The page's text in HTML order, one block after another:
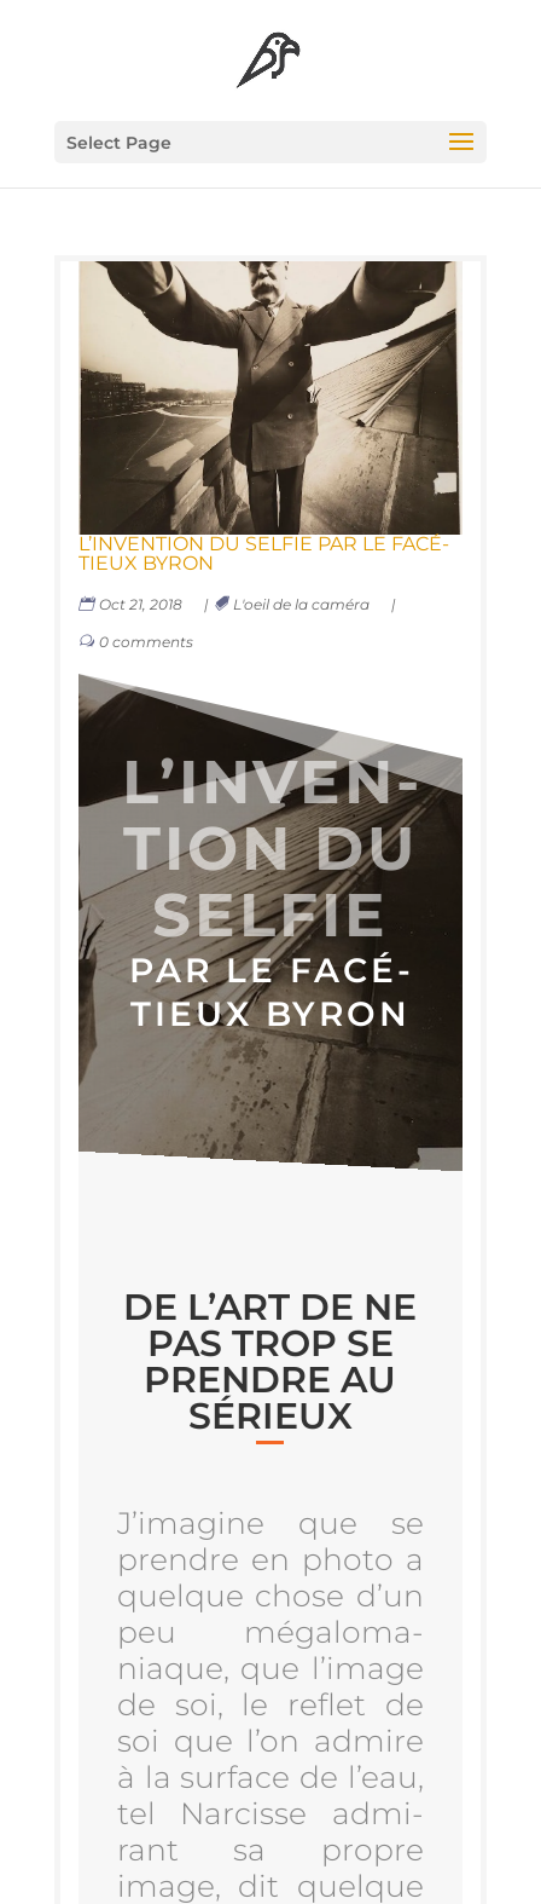
Select Page
L’IN­VEN­TION DU SEL­FIE PAR LE FACÉ­
TIEUX BYRON
Oct 21, 2018 | L'oeil de la caméra |
0 comments
L’IN­VEN­
TION DU
SELFIE
PAR LE FACÉ­
TIEUX BYRON
DE L’ART DE NE
PAS TROP SE
PRENDRE AU
SÉRIEUX
J’i­ma­gine que se
prendre en pho­to a
quelque chose d’un
peu méga­lo­ma­
niaque, que l’i­mage
de soi, le reflet de
soi que l’on admire
à la sur­face de l’eau,
tel Nar­cisse admi­
rant sa propre
image, dit quelque